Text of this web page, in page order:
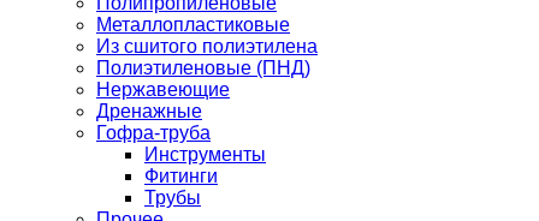
Металлопластиковые
Из сшитого полиэтилена
Полиэтиленовые (ПНД)
Нержавеющие
Дренажные
Гофра-труба
Инструменты
Фитинги
Трубы